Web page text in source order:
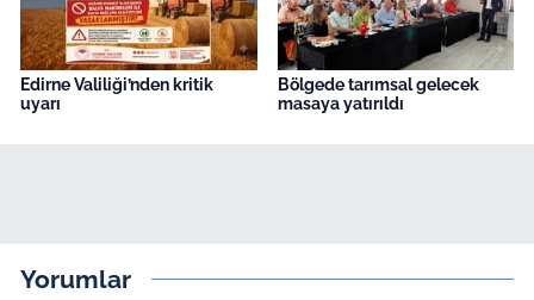
Edirne Valiliği’nden kritik
uyarı
Bölgede tarımsal gelecek
masaya yatırıldı
Yorumlar